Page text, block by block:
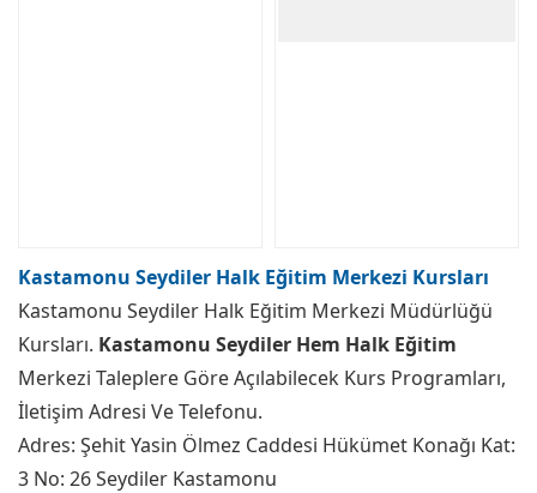
Kastamonu Seydiler Halk Eğitim Merkezi Kursları
Kastamonu Seydiler Halk Eğitim Merkezi Müdürlüğü
Kursları. Kastamonu Seydiler Hem Halk Eğitim
Merkezi Taleplere Göre Açılabilecek Kurs Programları,
İletişim Adresi Ve Telefonu.
Adres: Şehit Yasin Ölmez Caddesi Hükümet Konağı Kat:
3 No: 26 Seydiler Kastamonu